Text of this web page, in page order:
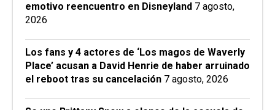
emotivo reencuentro en Disneyland 7 agosto,
2026
Los fans y 4 actores de ‘Los magos de Waverly
Place’ acusan a David Henrie de haber arruinado
el reboot tras su cancelación 7 agosto, 2026